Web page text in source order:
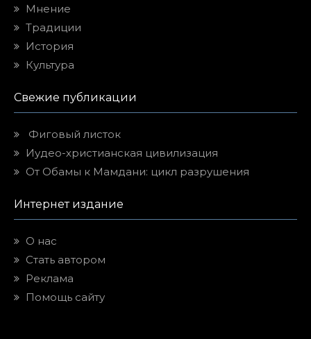
Мнение
Традиции
История
Культура
Свежие публикации
Фиговый листок
Иудео-христианская цивилизация
От Обамы к Мамдани: цикл разрушения
Интернет издание
О нас
Стать автором
Реклама
Помощь сайту